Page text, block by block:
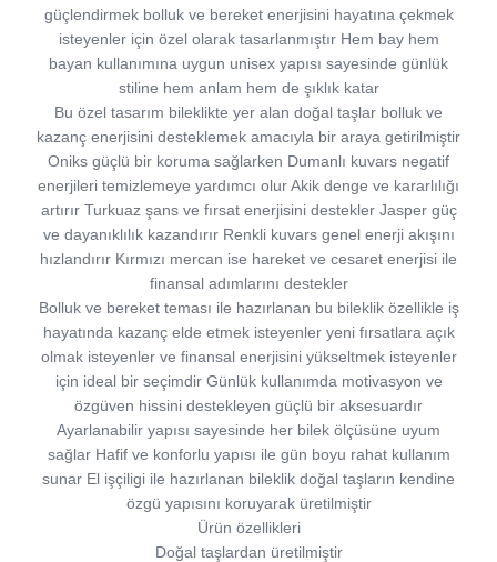
güçlendirmek bolluk ve bereket enerjisini hayatına çekmek
isteyenler için özel olarak tasarlanmıştır Hem bay hem
bayan kullanımına uygun unisex yapısı sayesinde günlük
stiline hem anlam hem de şıklık katar
Bu özel tasarım bileklikte yer alan doğal taşlar bolluk ve
kazanç enerjisini desteklemek amacıyla bir araya getirilmiştir
Oniks güçlü bir koruma sağlarken Dumanlı kuvars negatif
enerjileri temizlemeye yardımcı olur Akik denge ve kararlılığı
artırır Turkuaz şans ve fırsat enerjisini destekler Jasper güç
ve dayanıklılık kazandırır Renkli kuvars genel enerji akışını
hızlandırır Kırmızı mercan ise hareket ve cesaret enerjisi ile
finansal adımlarını destekler
Bolluk ve bereket teması ile hazırlanan bu bileklik özellikle iş
hayatında kazanç elde etmek isteyenler yeni fırsatlara açık
olmak isteyenler ve finansal enerjisini yükseltmek isteyenler
için ideal bir seçimdir Günlük kullanımda motivasyon ve
özgüven hissini destekleyen güçlü bir aksesuardır
Ayarlanabilir yapısı sayesinde her bilek ölçüsüne uyum
sağlar Hafif ve konforlu yapısı ile gün boyu rahat kullanım
sunar El işçiligi ile hazırlanan bileklik doğal taşların kendine
özgü yapısını koruyarak üretilmiştir
Ürün özellikleri
Doğal taşlardan üretilmiştir